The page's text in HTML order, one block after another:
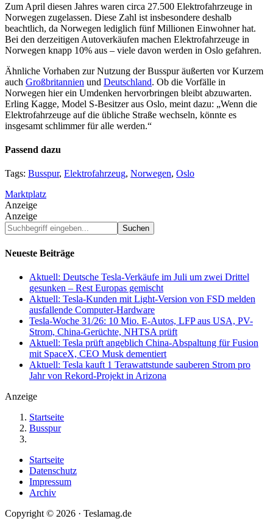
Zum April diesen Jahres waren circa 27.500 Elektrofahrzeuge in
Norwegen zugelassen. Diese Zahl ist insbesondere deshalb
beachtlich, da Norwegen lediglich fünf Millionen Einwohner hat.
Bei den derzeitigen Autoverkäufen machen Elektrofahrzeuge in
Norwegen knapp 10% aus – viele davon werden in Oslo gefahren.
Ähnliche Vorhaben zur Nutzung der Busspur äußerten vor Kurzem
auch Großbritannien und Deutschland. Ob die Vorfälle in
Norwegen hier ein Umdenken hervorbringen bleibt abzuwarten.
Erling Kagge, Model S-Besitzer aus Oslo, meint dazu: „Wenn die
Elektrofahrzeuge auf die übliche Straße wechseln, könnte es
insgesamt schlimmer für alle werden.“
Passend dazu
Tags: Busspur, Elektrofahrzeug, Norwegen, Oslo
Marktplatz
Anzeige
Anzeige
Suchbegriff
eingeben...
Neueste Beiträge
Aktuell: Deutsche Tesla-Verkäufe im Juli um zwei Drittel
gesunken – Rest Europas gemischt
Aktuell: Tesla-Kunden mit Light-Version von FSD melden
ausfallende Computer-Hardware
Tesla-Woche 31/26: 10 Mio. E-Autos, LFP aus USA, PV-
Strom, China-Gerüchte, NHTSA prüft
Aktuell: Tesla prüft angeblich China-Abspaltung für Fusion
mit SpaceX, CEO Musk dementiert
Aktuell: Tesla kauft 1 Terawattstunde sauberen Strom pro
Jahr von Rekord-Projekt in Arizona
Anzeige
Startseite
Busspur
Startseite
Datenschutz
Impressum
Archiv
Copyright © 2026 · Teslamag.de